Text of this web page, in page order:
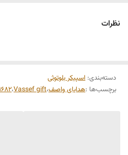
حساسیت : 80 دسی بل
نظرات
دسته‌بندی: اسپیکر بلوتوثی
برچسب‌ها :هدایای واصف،Vassef gift،